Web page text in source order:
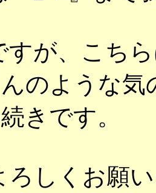
すが、こち
のような気
きです。
ろしくお願